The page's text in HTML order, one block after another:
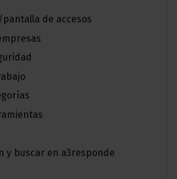
de accesos
y buscar en a3responde